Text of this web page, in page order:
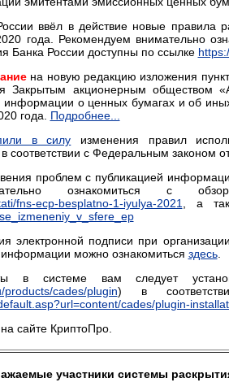
ввёл в действие новые правила
года. Рекомендуем внимательно
Банка России доступны по ссылке
на новую редакцию изложения
Закрытым акционерным обществом
информации о ценных бумагах и об
года. Подробнее...
в силу изменения правил
соответствии с Федеральным законом
проблем с публикацией
ознакомиться с
fns-ecp-besplatno-1-iyulya-2021
, а
электронной подписи при
можно ознакомиться здесь.
в системе вам следует
products/cades/plugin) в
cades/plugin-
на сайте КриптоПро.
участники системы